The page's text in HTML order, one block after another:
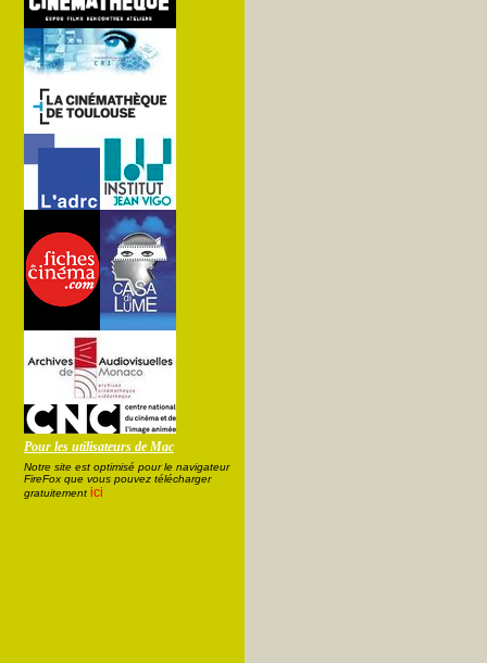
Pour les utilisateurs de Mac
Notre site est optimisé pour le navigateur
FireFox que vous pouvez télécharger
gratuitement ici